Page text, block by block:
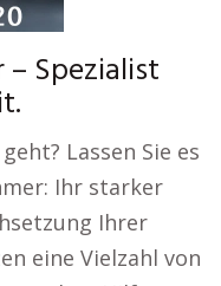
Spezialist
Lassen Sie es
Ihr starker
Ihrer
eine Vielzahl von